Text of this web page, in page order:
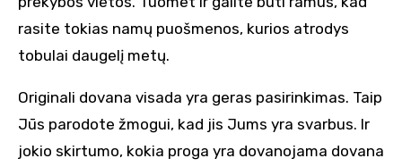
rasite tokias namų puošmenos, kurios atrodys
tobulai daugelį metų.
Originali dovana visada yra geras pasirinkimas. Taip
Jūs parodote žmogui, kad jis Jums yra svarbus. Ir
jokio skirtumo, kokia proga yra dovanojama dovana